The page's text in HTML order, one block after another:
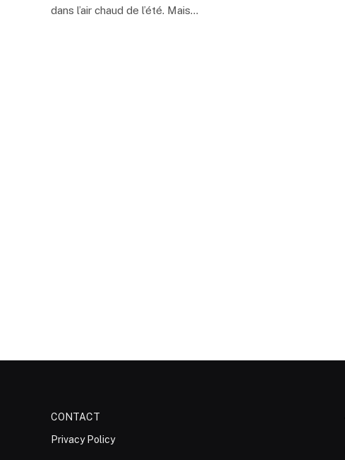
dans l’air chaud de l’été. Mais…
CONTACT
Privacy Policy